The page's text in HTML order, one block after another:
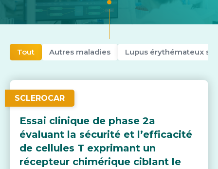
Autres maladies Lupus érythémateux
Tout
SCLEROCAR
Essai clinique de phase 2a
évaluant la sécurité et l’efficacité
de cellules T exprimant un
récepteur chimérique ciblant le